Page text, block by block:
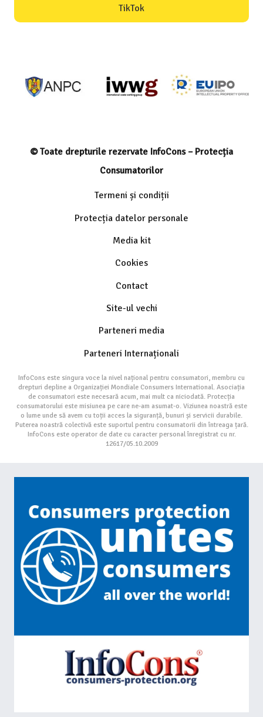
TikTok
© Toate drepturile rezervate InfoCons – Protecția
Consumatorilor
Termeni și condiții
Protecția datelor personale
Media kit
Cookies
Contact
Site-ul vechi
Parteneri media
Parteneri Internaționali
InfoCons este singura voce la nivel național pentru consumatori, membru cu
drepturi depline a Organizației Mondiale Consumers International. Asociația
de consumatori este necesară acum, mai mult ca niciodată. Protecția
consumatorului este misiunea pe care ne-am asumat-o. Viziunea noastră este
o lume unde să avem cu toții acces la siguranță, bunuri și servicii durabile.
Puterea noastră colectivă este suportul pentru consumatorii din întreaga țară.
InfoCons este operator de date cu caracter personal înregistrat cu nr.
12617/05.10.2009